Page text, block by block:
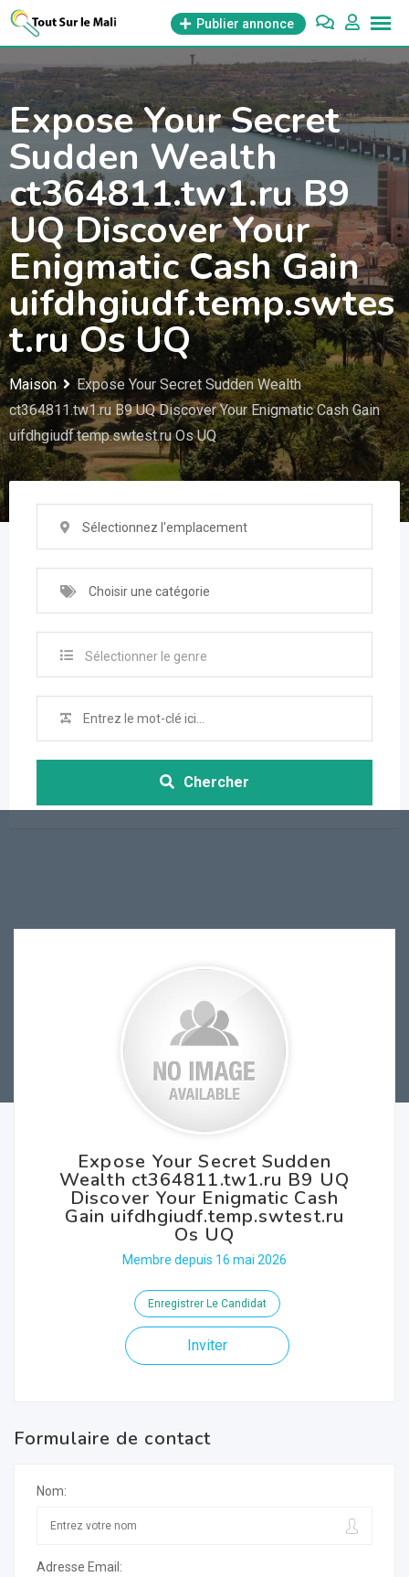
Aller
contenu
Publier annonce
Expose Your Secret
Sudden Wealth
ct364811.tw1.ru B9
UQ Discover Your
Enigmatic Cash Gain
uifdhgiudf.temp.swtes
t.ru Os UQ
Maison
Expose Your Secret Sudden Wealth
ct364811.tw1.ru B9 UQ Discover Your Enigmatic Cash Gain
uifdhgiudf.temp.swtest.ru Os UQ
Sélectionnez l'emplacement
Choisir une catégorie
Sélectionner le genre
Chercher
Expose Your Secret Sudden
Wealth ct364811.tw1.ru B9 UQ
Discover Your Enigmatic Cash
Gain uifdhgiudf.temp.swtest.ru
Os UQ
Membre depuis 16 mai 2026
Enregistrer Le Candidat
Inviter
Formulaire de contact
Nom:
Adresse Email: